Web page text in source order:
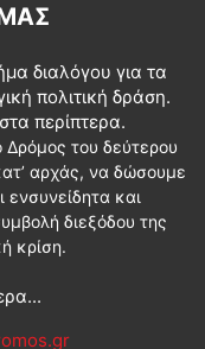
διαλόγου για τα
πολιτική δράση.
περίπτερα.
Δρόμος του δεύτερου
αρχάς, να δώσουμε
και
διεξόδου της
κρίση.